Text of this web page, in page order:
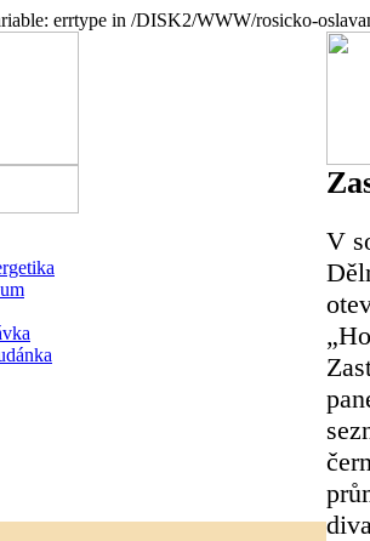
errtype in /DISK2/WWW/rosicko-
V